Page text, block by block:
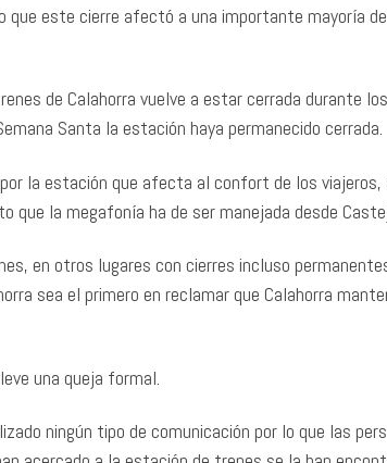
que este cierre afectó a una importante mayoría de
de Calahorra vuelve a estar cerrada durante
Santa la estación haya permanecido cerrada.
la estación que afecta al confort de los viajeros,
que la megafonía ha de ser manejada desde
en otros lugares con cierres incluso
sea el primero en reclamar que Calahorra
una queja formal.
ningún tipo de comunicación por lo que las